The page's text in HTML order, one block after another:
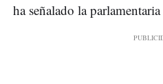
ha señalado la parlamentaria